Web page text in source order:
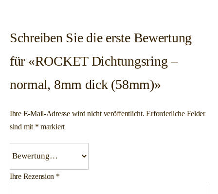
Schreiben Sie die erste Bewertung
für «ROCKET Dichtungsring –
normal, 8mm dick (58mm)»
Ihre E-Mail-Adresse wird nicht veröffentlicht. Erforderliche Felder
sind mit * markiert
Ihre Rezension *